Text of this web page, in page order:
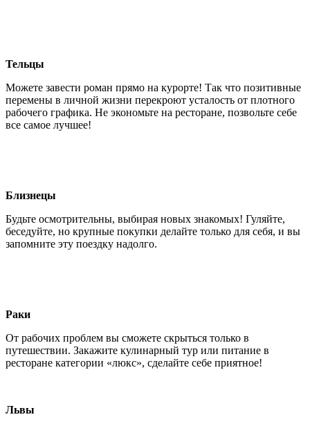
Тельцы
Можете завести роман прямо на курорте! Так что позитивные
перемены в личной жизни перекроют усталость от плотного
рабочего графика. Не экономьте на ресторане, позвольте себе
все самое лучшее!
Близнецы
Будьте осмотрительны, выбирая новых знакомых! Гуляйте,
беседуйте, но крупные покупки делайте только для себя, и вы
запомните эту поездку надолго.
Раки
От рабочих проблем вы сможете скрыться только в
путешествии. Закажите кулинарный тур или питание в
ресторане категории «люкс», сделайте себе приятное!
Львы